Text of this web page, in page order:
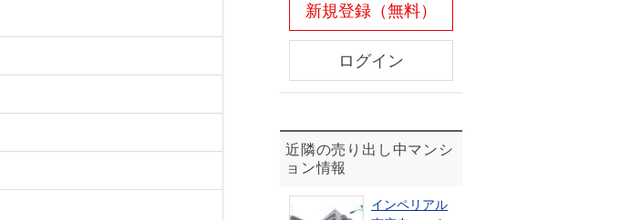
新規登録（無料）
ログイン
近隣の売り出し中マンシ
ョン情報
インペリアル